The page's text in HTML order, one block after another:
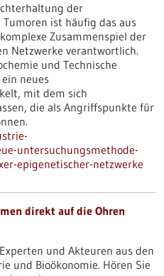
der
ist häufig das aus
Zusammenspiel der
Netzwerke verantwortlich.
und Technische
neues
mit dem sich
die als Angriffspunkte für
untersuchungsmethode-
epigenetischer-netzwerke
direkt auf die Ohren
und Akteuren aus den
und Bioökonomie. Hören Sie